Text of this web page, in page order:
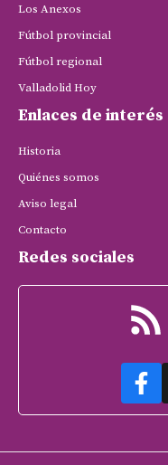
Los Anexos
Fútbol provincial
Fútbol regional
Valladolid Hoy
Enlaces de interés
Historia
Quiénes somos
Aviso legal
Contacto
Redes sociales